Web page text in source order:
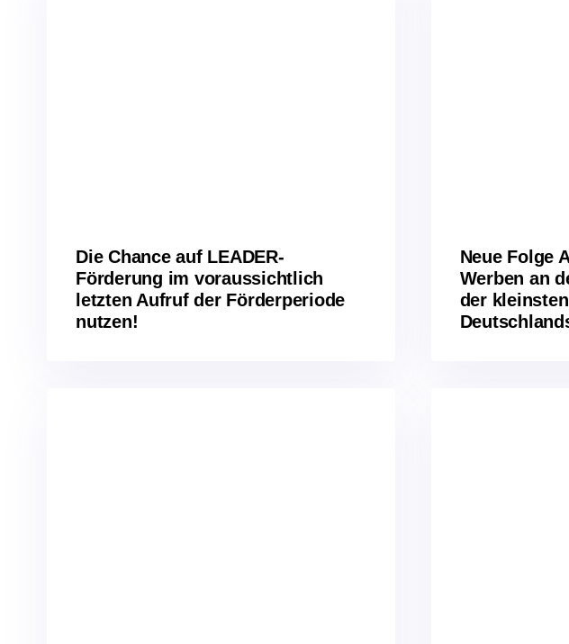
Die Chance auf LEADER-
Förderung im voraussichtlich
letzten Aufruf der Förderperiode
nutzen!
Neue Folge
Werben an
der